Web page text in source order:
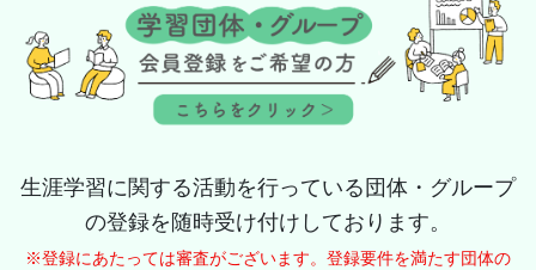
生涯学習に関する活動を行っている団体・グループ
の登録を随時受け付けしております。
※登録にあたっては審査がございます。登録要件を満たす団体の